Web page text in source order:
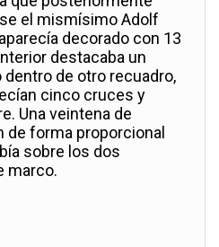
el mismísimo Adolf
decorado con 13
destacaba un
de otro recuadro,
cinco cruces y
Una veintena de
de forma proporcional
sobre los dos
marco.